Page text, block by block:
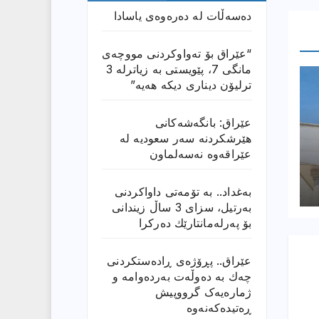
دەسەڵات لە دەرەوەی یاسادا
“عێراق بۆ تەواوکردنی مووچەی
مانگى 7، پێویستی بە زیاترلە 3
ترلیۆن دیناری دیکە هەیە”
عێراق: بانگەشەكانی
هێرشكردنە سەر سعودیە لە
عێراقەوە نەسەلماون
بەغداد.. بە تۆمەتی داواكردنی
بەرتیل، سزای 3 ساڵ زیندانی
بۆ پەرلەمانتارێك دەركرا
عێراق.. پڕۆژەی ڕادەستكردنی
چەك بە دەوڵەت بەردەوامە و
ژمارەیەک گرووپیش
ڕەتیدەکەنەوە